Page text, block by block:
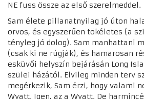
NE fuss össze az első szerelmeddel.
Sam élete pillanatnyilag jó úton
orvos, és egyszerűen tökéletes (a
tényleg jó dolog). Sam manhattani
(csak ki ne rúgják), és hamarosan
esküvői helyszín bejárásán Long
szülei házától. Elvileg minden terv
megérkezik, Sam érzi, hogy valami
Wyatt. Igen, az a Wyatt. De